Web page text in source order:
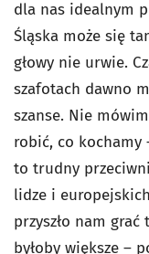
dla nas idealnym
Śląska może się
głowy nie urwie.
szafotach dawno
szanse. Nie
robić, co kochamy
to trudny
lidze i
przyszło nam
byłoby większe –